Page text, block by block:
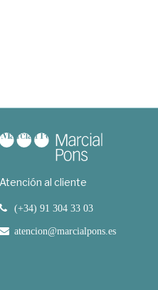
Atención al cliente
(+34) 91 304 33 03
atencion@marcialpons.es